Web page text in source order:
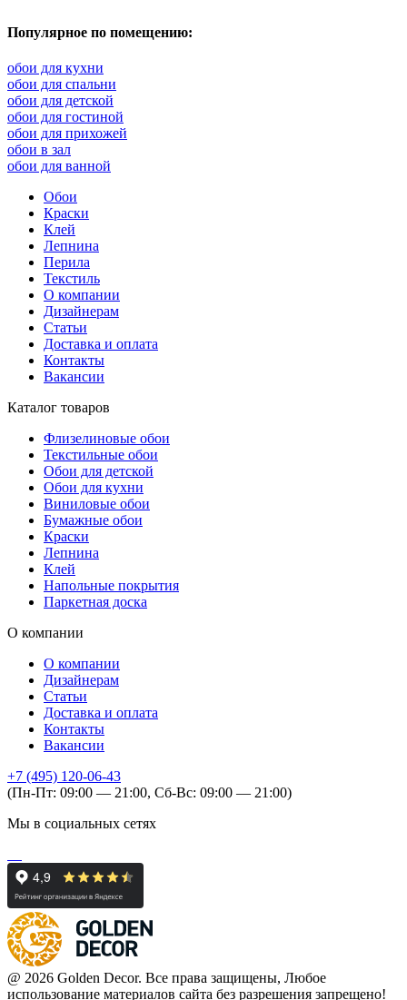
Популярное по помещению:
обои для кухни
обои для спальни
обои для детской
обои для гостиной
обои для прихожей
обои в зал
обои для ванной
Обои
Краски
Клей
Лепнина
Перила
Текстиль
О компании
Дизайнерам
Статьи
Доставка и оплата
Контакты
Вакансии
Каталог товаров
Флизелиновые обои
Текстильные обои
Обои для детской
Обои для кухни
Виниловые обои
Бумажные обои
Краски
Лепнина
Клей
Напольные покрытия
Паркетная доска
О компании
О компании
Дизайнерам
Статьи
Доставка и оплата
Контакты
Вакансии
+7 (495) 120-06-43
(Пн-Пт: 09:00 — 21:00, Сб-Вс: 09:00 — 21:00)
Мы в социальных сетях
@ 2026 Golden Decor. Все права защищены, Любое
использование материалов сайта без разрешения запрещено!